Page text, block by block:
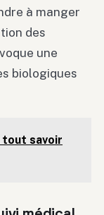
à manger
des
une
biologiques
tout savoir